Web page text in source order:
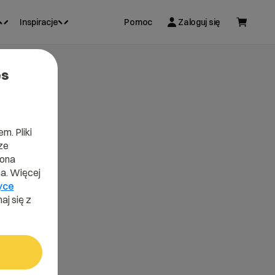
Inspiracje Pomoc Zaloguj się
Pliki
Więcej
się z